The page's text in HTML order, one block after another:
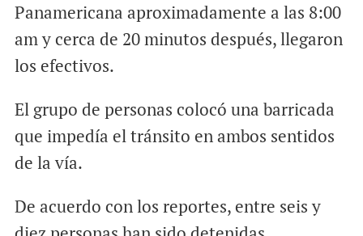
Panamericana aproximadamente a las 8:00
am y cerca de 20 minutos después, llegaron
los efectivos.
El grupo de personas colocó una barricada
que impedía el tránsito en ambos sentidos
de la vía.
De acuerdo con los reportes, entre seis y